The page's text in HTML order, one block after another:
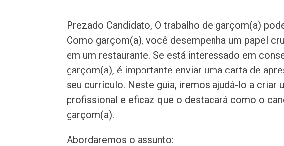
Prezado Candidato, O trabalho de garçom(a)
Como garçom(a), você desempenha um papel
em um restaurante. Se está interessado em
garçom(a), é importante enviar uma carta de
seu currículo. Neste guia, iremos ajudá-lo a criar
profissional e eficaz que o destacará como o
garçom(a).
Abordaremos o assunto: